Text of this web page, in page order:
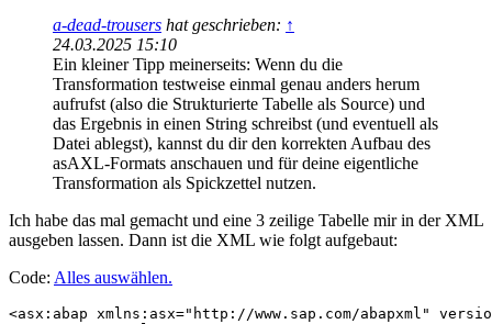
a-dead-trousers hat geschrieben: ↑
24.03.2025 15:10
Ein kleiner Tipp meinerseits: Wenn du die
Transformation testweise einmal genau anders herum
aufrufst (also die Strukturierte Tabelle als Source) und
das Ergebnis in einen String schreibst (und eventuell als
Datei ablegst), kannst du dir den korrekten Aufbau des
asAXL-Formats anschauen und für deine eigentliche
Transformation als Spickzettel nutzen.
Ich habe das mal gemacht und eine 3 zeilige Tabelle mir in der XML
ausgeben lassen. Dann ist die XML wie folgt aufgebaut:
Code: Alles auswählen.
<asx:abap xmlns:asx="http://www.sap.com/abapxml"